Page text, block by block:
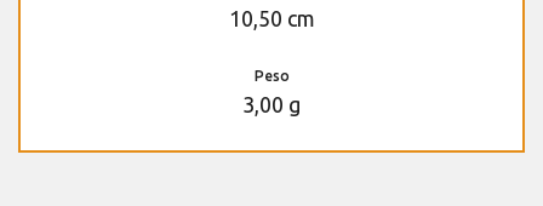
10,50 cm
Peso
3,00 g